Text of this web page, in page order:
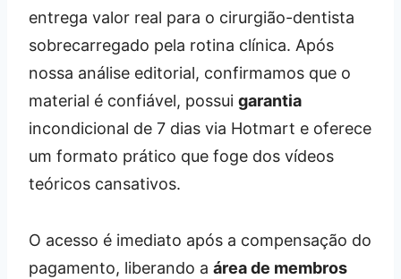
entrega valor real para o cirurgião-dentista
sobrecarregado pela rotina clínica. Após
nossa análise editorial, confirmamos que o
material é confiável, possui garantia
incondicional de 7 dias via Hotmart e oferece
um formato prático que foge dos vídeos
teóricos cansativos.
O acesso é imediato após a compensação do
pagamento, liberando a área de membros